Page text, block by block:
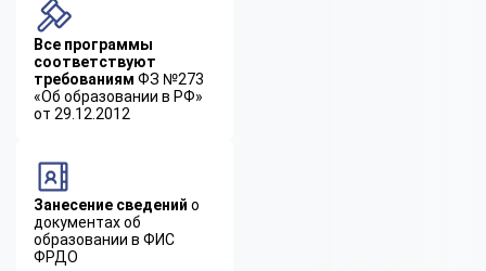
Все программы
соответствуют
требованиям ФЗ №273
«Об образовании в РФ»
от 29.12.2012
Занесение сведений о
документах об
образовании в ФИС
ФРДО